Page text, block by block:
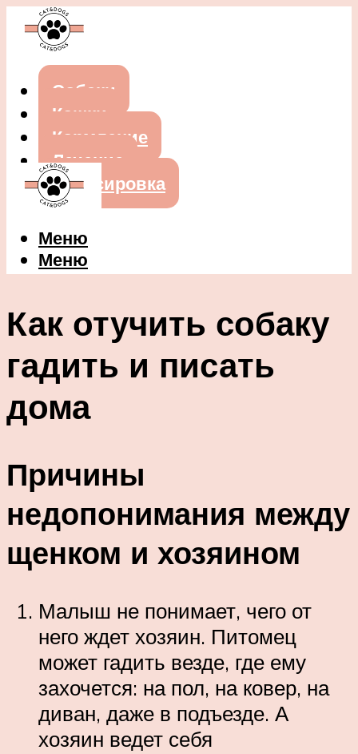
Собаки
Кошки
Кормление
Лечение
Дрессировка
Меню
Меню
Как отучить собаку
гадить и писать
дома
Причины
недопонимания между
щенком и хозяином
Малыш не понимает, чего от
него ждет хозяин. Питомец
может гадить везде, где ему
захочется: на пол, на ковер, на
диван, даже в подъезде. А
хозяин ведет себя